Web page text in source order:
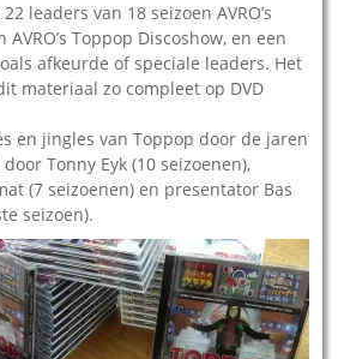
leaders van 18 seizoen AVRO’s
Toppop Discoshow, en een
afkeurde of speciale leaders. Het
materiaal zo compleet op DVD
en jingles van Toppop door de jaren
Tonny Eyk (10 seizoenen),
(7 seizoenen) en presentator Bas
seizoen).